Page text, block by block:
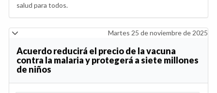
salud para todos.
Martes 25 de noviembre de 2025
Acuerdo reducirá el precio de la vacuna
contra la malaria y protegerá a siete millones
de niños